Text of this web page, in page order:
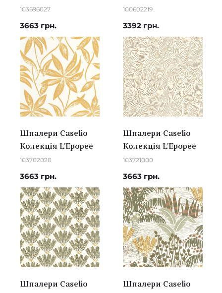
103696027
3663 грн.
100602219
3392 грн.
Шпалери Caselio
Колекція L'Epopee
103702020
3663 грн.
Шпалери Caselio
Колекція L'Epopee
103721000
3663 грн.
Шпалери Caselio
Шпалери Caselio